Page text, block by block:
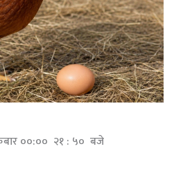
००:०० २१ : ५० बजे